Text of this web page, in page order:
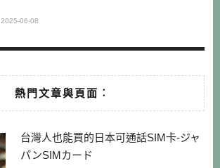
2025-06-08
熱門文章與頁面︰
台灣人也能買的日本可通話SIM卡-ジャ
パンSIMカード